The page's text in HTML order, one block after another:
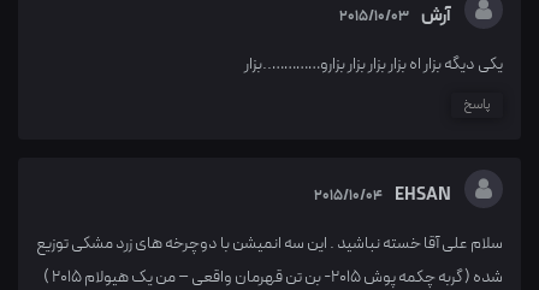
آرش 2015/10/03
یکی دیگه بزار اه بزار بزار بزار بزارو…………..بزار
پاسخ
EHSAN
2015/10/04
سلام علی آقا خسته نباشید . این سه انمیشن با دوچرخه های زرد مشکی توزیع
شده ( گربه چکمه پوش 2015- بن تن قهرمان واقعی – من یک هیولام 2015 )